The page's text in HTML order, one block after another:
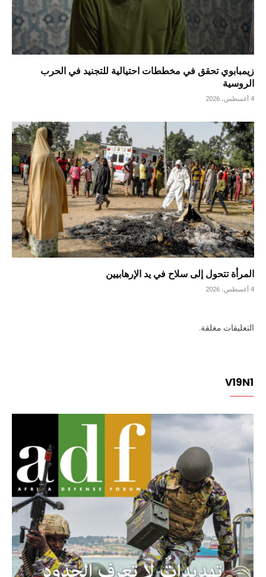
زيمبابوي تحقق في مخططات احتيالية للتجنيد في الحرب
الروسية
4 أغسطس، 2026
المرأة تتحول إلى سلاح في يد الإرهابيين
4 أغسطس، 2026
التعليقات مغلقة.
V19N1